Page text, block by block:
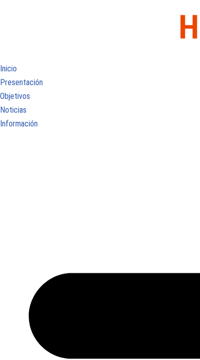
Inicio
Presentación
Objetivos
Noticias
Información